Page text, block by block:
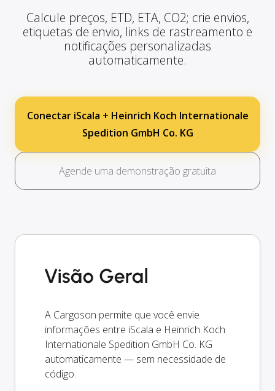
Calcule preços, ETD, ETA, CO2; crie envios,
etiquetas de envio, links de rastreamento e
notificações personalizadas
automaticamente.
Conectar iScala + Heinrich Koch Internationale
Spedition GmbH Co. KG
Agende uma demonstração gratuita
Visão Geral
A Cargoson permite que você envie
informações entre iScala e Heinrich Koch
Internationale Spedition GmbH Co. KG
automaticamente — sem necessidade de
código.